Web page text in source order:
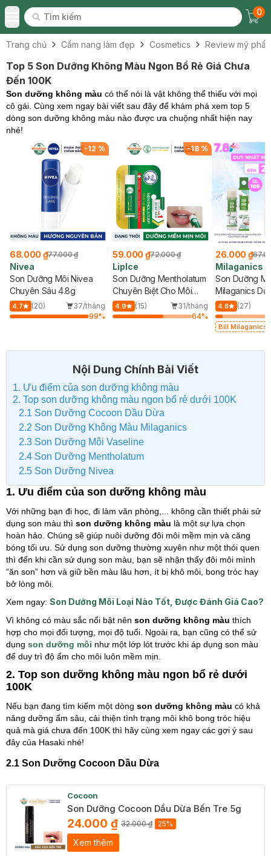
Toggle Menu
Tìm kiếm
Tìm kiếm
0
Trang chủ Cẩm nang làm đẹp Cosmetics Review mỹ
Top 5 Son Dưỡng Không Màu Ngon Bổ Rẻ Giá Chưa
Đến 100K
Son dưỡng không màu có thể nói là vật không thể thiếu với mọi
cô gái. Cùng xem ngay bài viết sau đây để khám phá xem top 5
dòng son dưỡng không màu nào được ưa chuộng nhất hiện nay
nhé!
-12 %
68.000 ₫77.000 ₫
Nivea
Son Dưỡng Môi Nivea
Chuyên Sâu 4.8g
4.7 (20)
37/tháng
99%
-18 %
59.000 ₫72.000 ₫
LipIce
Son Dưỡng Mentholatum
Chuyên Biệt Cho Môi
Khô, Nứt Nẻ 4.3g
4.9 (15)
31/tháng
64%
26.000 ₫
Milaganics
Son Dưỡng
Milaganics
Ẩm, Giảm
4.8 (27)
Bill Milaganics
Nội Dung Chính Bài Viết
1. Ưu điểm của son dưỡng không màu
2. Top son dưỡng không màu ngon bổ rẻ dưới 100K
2.1 Son Dưỡng Cocoon Dầu Dừa
2.2 Son Dưỡng Không Màu Milaganics
2.3 Son Dưỡng Môi Vaseline
2.4 Son Dưỡng Mentholatum
2.5 Son Dưỡng Nivea
1. Ưu điểm của son dưỡng không màu
Với những bạn đi học, đi làm văn phòng,... không cần thiết phải sử
dụng son màu thì son dưỡng không màu là một sự lựa chọn
hoàn hảo. Chúng sẽ giúp nuôi dưỡng đôi môi mềm mịn và căng
bóng tối ưu. Sử dụng son dưỡng thường xuyên như một thói quen
thì đến khi cần sử dụng son màu, bạn sẽ nhận thấy đôi môi mình
“ăn son” hơn và giữ bền màu lâu hơn, ít bị khô môi, bong tróc hay
bở lòng môi.
Xem ngay: Son Dưỡng Môi Loại Nào Tốt, Được Đánh Giá Cao?
Vì không có màu sắc nổi bật nên son dưỡng không màu thích
hợp cho mọi đối tượng, mọi độ tuổi. Ngoài ra, bạn cũng có thể sử
dụng son dưỡng môi như một lớp lót trước khi áp dụng son màu
để duy trì độ ẩm cho môi luôn mềm mịn.
2. Top son dưỡng không màu ngon bổ rẻ dưới
100K
Nếu bạn đang tìm kiếm một dòng son dưỡng không màu có khả
năng dưỡng ẩm sâu, cải thiện tình trạng môi khô bong tróc hiệu
quả mà giá chưa đến 100K thì hãy cùng xem ngay các gợi ý sau
đây của Hasaki nhé!
2.1 Son Dưỡng Cocoon Dầu Dừa
Cocoon
Son Dưỡng Cocoon Dầu Dừa Bến Tre 5g
24.000 ₫ 32.000 ₫ 25%
Xem thêm